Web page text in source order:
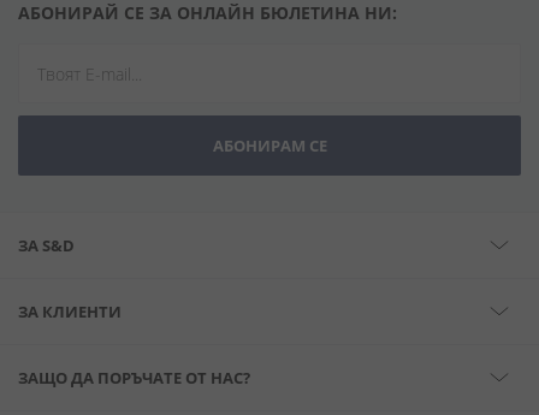
АБОНИРАЙ СЕ ЗА ОНЛАЙН БЮЛЕТИНА НИ:
АБОНИРАМ СЕ
ЗА S&D
ЗА КЛИЕНТИ
ЗАЩО ДА ПОРЪЧАТЕ ОТ НАС?